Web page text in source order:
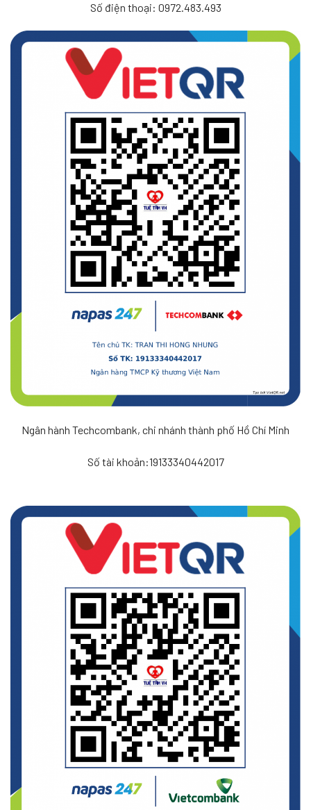
Số điện thoại: 0972.483.493
Ngân hành Techcombank, chi nhánh thành phố Hồ Chí Minh
Số tài khoản:19133340442017